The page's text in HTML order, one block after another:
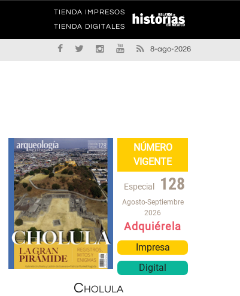
TIENDA IMPRESOS
TIENDA DIGITALES
8-ago-2026
NÚMERO
VIGENTE
Especial 128
Agosto-Septiembre
2026
Adquiérela
Impresa
Digital
Cholula